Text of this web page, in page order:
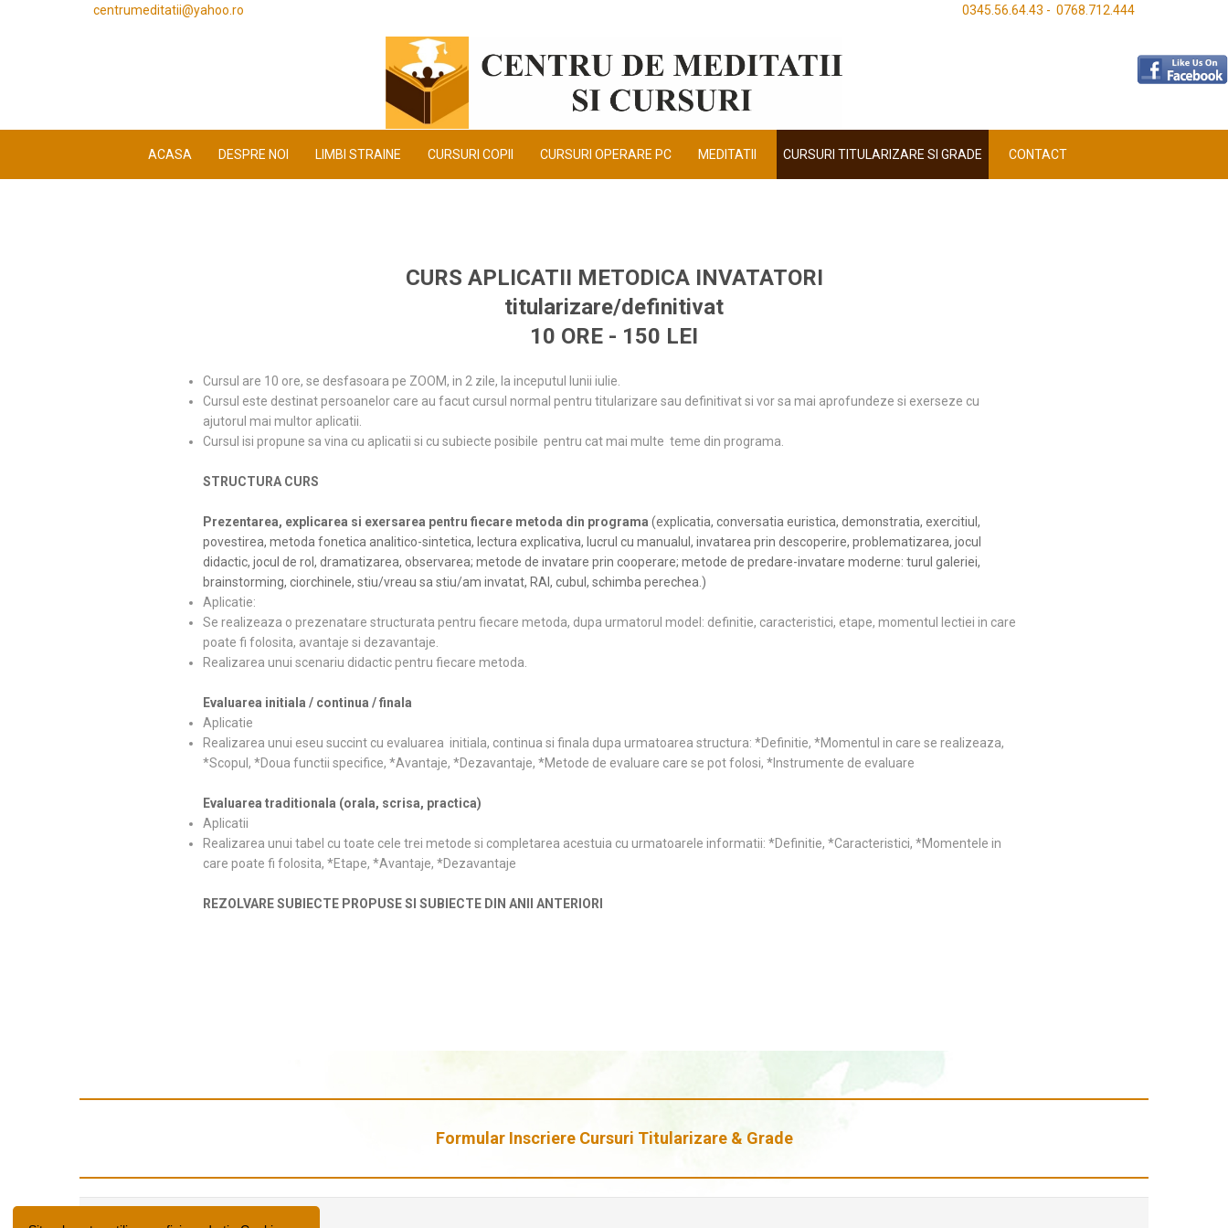
centrumeditatii@yahoo.ro 0345.56.64.43 - 0768.712.444
ACASA DESPRE NOI LIMBI STRAINE CURSURI COPII CURSURI OPERARE PC MEDITATII CURSURI TITULARIZARE SI GRADE CONTACT
CURS APLICATII METODICA INVATATORI
titularizare/definitivat
10 ORE - 150 LEI
Cursul are 10 ore, se desfasoara pe ZOOM, in 2 zile, la inceputul lunii iulie.
Cursul este destinat persoanelor care au facut cursul normal pentru titularizare sau definitivat si vor sa mai aprofundeze si exerseze cu
ajutorul mai multor aplicatii.
Cursul isi propune sa vina cu aplicatii si cu subiecte posibile pentru cat mai multe teme din programa.
STRUCTURA CURS
Prezentarea, explicarea si exersarea pentru fiecare metoda din programa (explicatia, conversatia euristica, demonstratia, exercitiul,
povestirea, metoda fonetica analitico-sintetica, lectura explicativa, lucrul cu manualul, invatarea prin descoperire, problematizarea, jocul
didactic, jocul de rol, dramatizarea, observarea; metode de invatare prin cooperare; metode de predare-invatare moderne: turul galeriei,
brainstorming, ciorchinele, stiu/vreau sa stiu/am invatat, RAI, cubul, schimba perechea.)
Aplicatie:
Se realizeaza o prezenatare structurata pentru fiecare metoda, dupa urmatorul model: definitie, caracteristici, etape, momentul lectiei in care
poate fi folosita, avantaje si dezavantaje.
Realizarea unui scenariu didactic pentru fiecare metoda.
Evaluarea initiala / continua / finala
Aplicatie
Realizarea unui eseu succint cu evaluarea initiala, continua si finala dupa urmatoarea structura: *Definitie, *Momentul in care se realizeaza,
*Scopul, *Doua functii specifice, *Avantaje, *Dezavantaje, *Metode de evaluare care se pot folosi, *Instrumente de evaluare
Evaluarea traditionala (orala, scrisa, practica)
Aplicatii
Realizarea unui tabel cu toate cele trei metode si completarea acestuia cu urmatoarele informatii: *Definitie, *Caracteristici, *Momentele in
care poate fi folosita, *Etape, *Avantaje, *Dezavantaje
REZOLVARE SUBIECTE PROPUSE SI SUBIECTE DIN ANII ANTERIORI
Formular Inscriere Cursuri Titularizare & Grade